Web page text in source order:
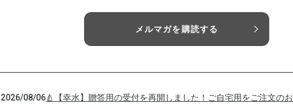
メルマガを購読する
2026/08/06🍐【幸水】贈答用の受付を再開しました！ご自宅用をご注文の